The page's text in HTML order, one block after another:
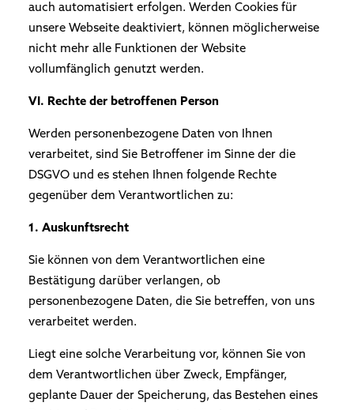
auch automatisiert erfolgen. Werden Cookies für
unsere Webseite deaktiviert, können möglicherweise
nicht mehr alle Funktionen der Website
vollumfänglich genutzt werden.
VI. Rechte der betroffenen Person
Werden personenbezogene Daten von Ihnen
verarbeitet, sind Sie Betroffener im Sinne der die
DSGVO und es stehen Ihnen folgende Rechte
gegenüber dem Verantwortlichen zu:
1. Auskunftsrecht
Sie können von dem Verantwortlichen eine
Bestätigung darüber verlangen, ob
personenbezogene Daten, die Sie betreffen, von uns
verarbeitet werden.
Liegt eine solche Verarbeitung vor, können Sie von
dem Verantwortlichen über Zweck, Empfänger,
geplante Dauer der Speicherung, das Bestehen eines